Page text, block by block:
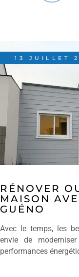
13 JUILLET
RÉNOVER
MAISON
GUÉNO
Avec le temps, les
envie de
performances